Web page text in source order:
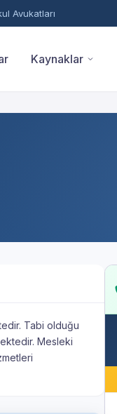
Avukatları
Kaynaklar
Tabi olduğu
Mesleki